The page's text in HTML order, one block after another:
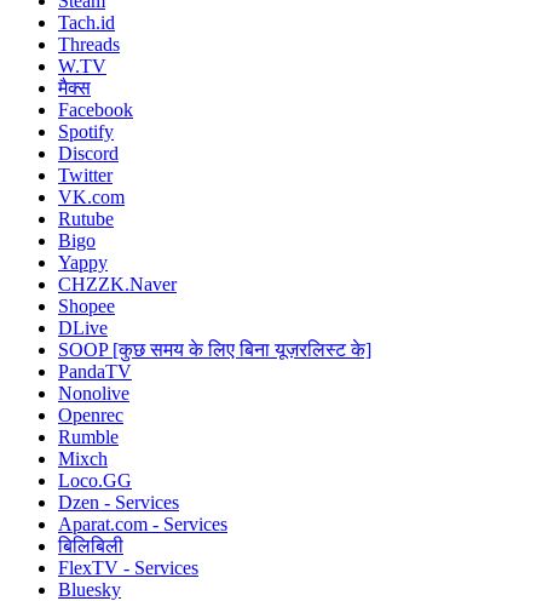
Tach.id
Threads
W.TV
मैक्स
Facebook
Spotify
Discord
Twitter
VK.com
Rutube
Bigo
Yappy
CHZZK.Naver
Shopee
DLive
SOOP [कुछ समय के लिए बिना यूज़रलिस्ट के]
PandaTV
Nonolive
Openrec
Rumble
Mixch
Loco.GG
Dzen - Services
Aparat.com - Services
बिलिबिली
FlexTV - Services
Bluesky